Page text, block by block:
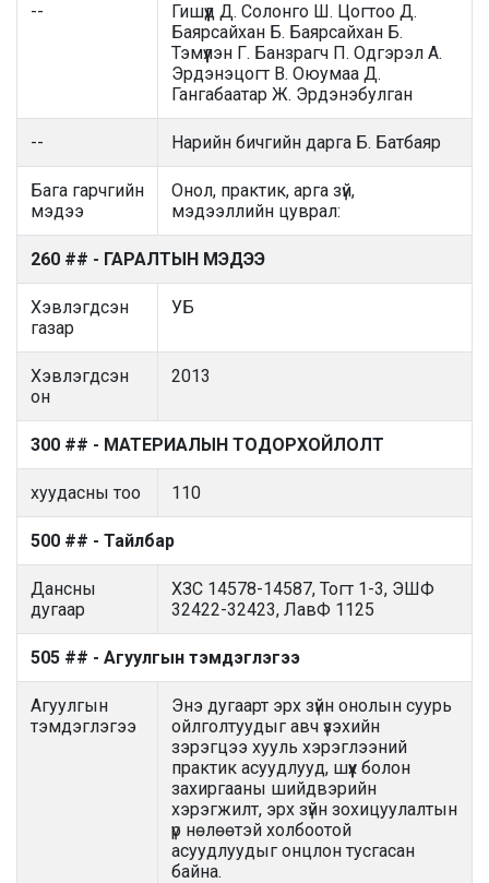
--
Гишүүд Д. Солонго Ш. Цогтоо Д.
Баярсайхан Б. Баярсайхан Б.
Тэмүүлэн Г. Банзрагч П. Одгэрэл А.
Эрдэнэцогт В. Оюумаа Д.
Гангабаатар Ж. Эрдэнэбулган
-- Нарийн бичгийн дарга Б. Батбаяр
Бага гарчгийн
мэдээ
Онол, практик, арга зүй,
мэдээллийн цуврал:
260 ## - ГАРАЛТЫН МЭДЭЭ
Хэвлэгдсэн
газар
УБ
Хэвлэгдсэн
он
2013
300 ## - МАТЕРИАЛЫН ТОДОРХОЙЛОЛТ
хуудасны тоо 110
500 ## - Тайлбар
Дансны
дугаар
ХЗС 14578-14587, Тогт 1-3, ЭШФ
32422-32423, ЛавФ 1125
505 ## - Агуулгын тэмдэглэгээ
Агуулгын
тэмдэглэгээ
Энэ дугаарт эрх зүйн онолын суурь
ойлголтуудыг авч үзэхийн
зэрэгцээ хууль хэрэглээний
практик асуудлууд, шүүх болон
захиргааны шийдвэрийн
хэрэгжилт, эрх зүйн зохицуулалтын
үр нөлөөтэй холбоотой
асуудлуудыг онцлон тусгасан
байна.